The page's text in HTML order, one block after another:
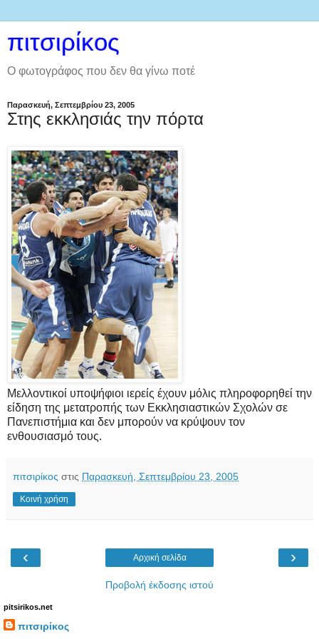
πιτσιρίκος
Ο φωτογράφος που δεν θα γίνω ποτέ
Παρασκευή, Σεπτεμβρίου 23, 2005
Στης εκκλησιάς την πόρτα
Μελλοντικοί υποψήφιοι ιερείς έχουν μόλις πληροφορηθεί την
είδηση της μετατροπής των Εκκλησιαστικών Σχολών σε
Πανεπιστήμια και δεν μπορούν να κρύψουν τον
ενθουσιασμό τους.
πιτσιρίκος στις Παρασκευή, Σεπτεμβρίου 23, 2005
Κοινή χρήση
‹ ›
Αρχική σελίδα
Προβολή έκδοσης ιστού
pitsirikos.net
πιτσιρίκος